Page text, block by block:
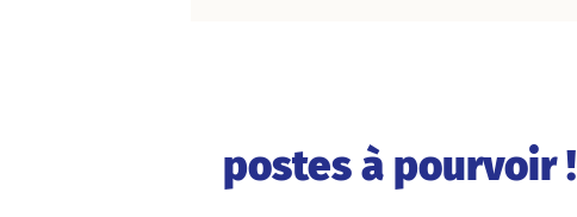
postes à pourvoir !